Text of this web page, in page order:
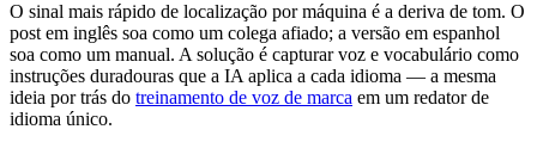
O sinal mais rápido de localização por máquina é a deriva de tom. O
post em inglês soa como um colega afiado; a versão em espanhol
soa como um manual. A solução é capturar voz e vocabulário como
instruções duradouras que a IA aplica a cada idioma — a mesma
ideia por trás do treinamento de voz de marca em um redator de
idioma único.